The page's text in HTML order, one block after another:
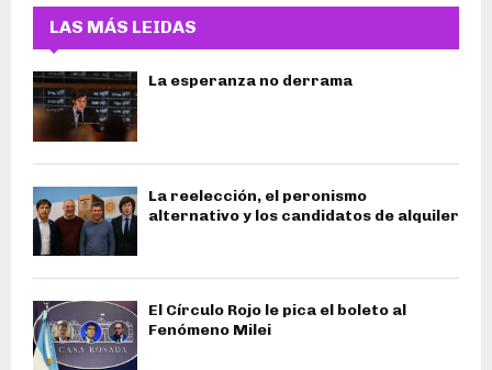
LAS MÁS LEIDAS
La esperanza no derrama
La reelección, el peronismo
alternativo y los candidatos de alquiler
El Círculo Rojo le pica el boleto al
Fenómeno Milei